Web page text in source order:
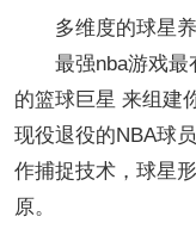
多维度的球星
最强nba游戏最
的篮球巨星 来组建
现役退役的NBA球
作捕捉技术，球星
原。